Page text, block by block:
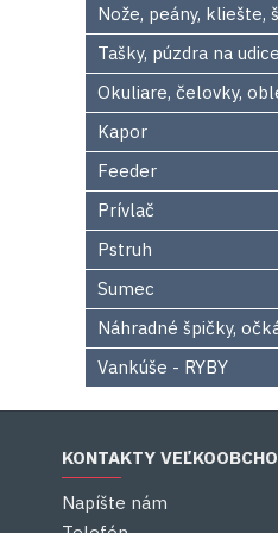
Nože, peány, kliešte,
Tašky, púzdra na
Okuliare, čelovky,
Kapor
Feeder
Prívlač
Pstruh
Sumec
Náhradné špičky,
Vankúše - RYBY
KONTAKTY
Napíšte nám